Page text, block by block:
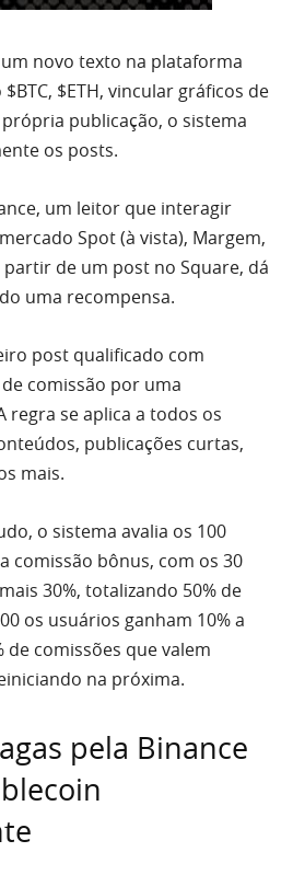
novo texto na plataforma
$ETH, vincular gráficos de
publicação, o sistema
os posts.
um leitor que interagir
Spot (à vista), Margem,
de um post no Square, dá
uma recompensa.
post qualificado com
comissão por uma
regra se aplica a todos os
publicações curtas,
mais.
o sistema avalia os 100
comissão bônus, com os 30
30%, totalizando 50% de
os usuários ganham 10% a
de comissões que valem
na próxima.
pela Binance